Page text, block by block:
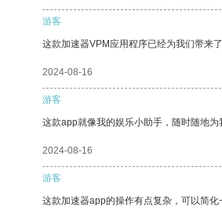
游客
这款加速器VPM应用程序已经为我们带来
2024-08-16
游客
这款app就像我的娱乐小助手，随时随地为
2024-08-16
游客
这款加速器app的操作有点复杂，可以简